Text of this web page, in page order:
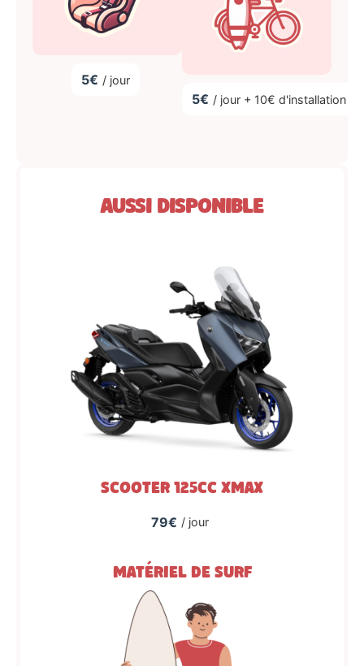
5€ / jour
5€ / jour + 10€ d'installation
Aussi disponible
Scooter 125cc Xmax
79€ / jour
Matériel de surf